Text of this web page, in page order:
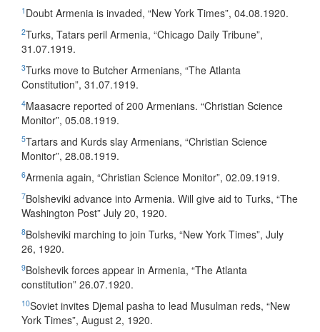
1 Doubt Armenia is invaded, “New York Times”, 04.08.1920.
2Turks, Tatars peril Armenia, “Chicago Daily Tribune”,
31.07.1919.
3Turks move to Butcher Armenians, “The Atlanta
Constitution”, 31.07.1919.
4Maasacre reported of 200 Armenians. “Christian Science
Monitor”, 05.08.1919.
5Tartars and Kurds slay Armenians, “Christian Science
Monitor”, 28.08.1919.
6Armenia again, “Christian Science Monitor”, 02.09.1919.
7Bolsheviki advance into Armenia. Will give aid to Turks, “The
Washington Post” July 20, 1920.
8Bolsheviki marching to join Turks, “New York Times”, July
26, 1920.
9Bolshevik forces appear in Armenia, “The Atlanta
constitution” 26.07.1920.
10Soviet invites Djemal pasha to lead Musulman reds, “New
York Times”, August 2, 1920.